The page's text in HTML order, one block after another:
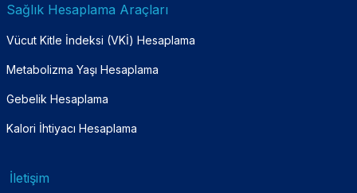
Sağlık Hesaplama Araçları
Vücut Kitle İndeksi (VKİ) Hesaplama
Metabolizma Yaşı Hesaplama
Gebelik Hesaplama
Kalori İhtiyacı Hesaplama
İletişim